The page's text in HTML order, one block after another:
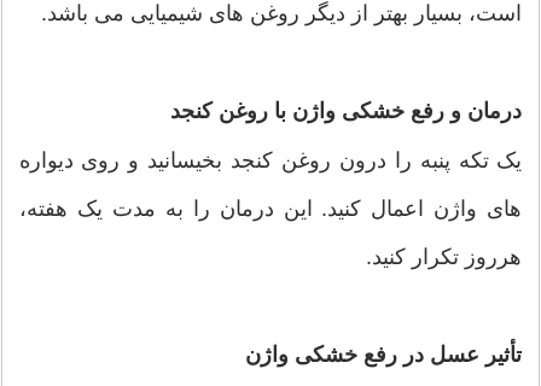
است، بسیار بهتر از دیگر روغن های شیمیایی می باشد.
درمان و رفع خشکی واژن با روغن کنجد
یک تکه پنبه را درون روغن کنجد بخیسانید و روی دیواره
های واژن اعمال کنید. این درمان را به مدت یک هفته،
هرروز تکرار کنید.
تأثير عسل در رفع خشکی واژن